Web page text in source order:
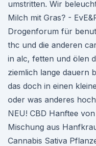
umstritten. Wir
Milch mit Gras? -
Drogenforum für
thc und die anderen
in alc, fetten und ölen
ziemlich lange dauern
das doch in einen
oder was anderes
NEU! CBD Hanftee
Mischung aus
Cannabis Sativa